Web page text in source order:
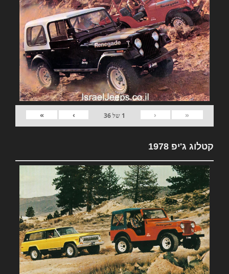
«
‹
1 של36
›
»
קטלוג ג'יפ 1978